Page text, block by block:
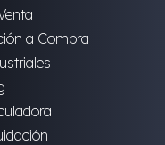
a Compra